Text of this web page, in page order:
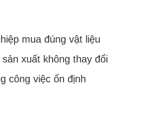
mua đúng vật liệu
xuất không thay đổi
công việc ổn định